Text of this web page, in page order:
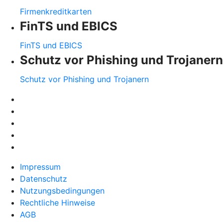
Firmenkreditkarten
FinTS und EBICS
FinTS und EBICS
Schutz vor Phishing und Trojanern
Schutz vor Phishing und Trojanern
Impressum
Datenschutz
Nutzungsbedingungen
Rechtliche Hinweise
AGB